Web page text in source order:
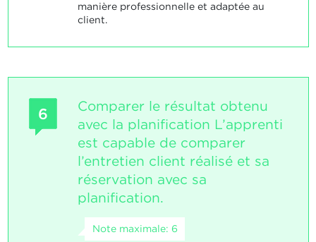
manière professionnelle et adaptée au
client.
6
Comparer le résultat obtenu
avec la planification L’apprenti
est capable de comparer
l’entretien client réalisé et sa
réservation avec sa
planification.
Note maximale: 6